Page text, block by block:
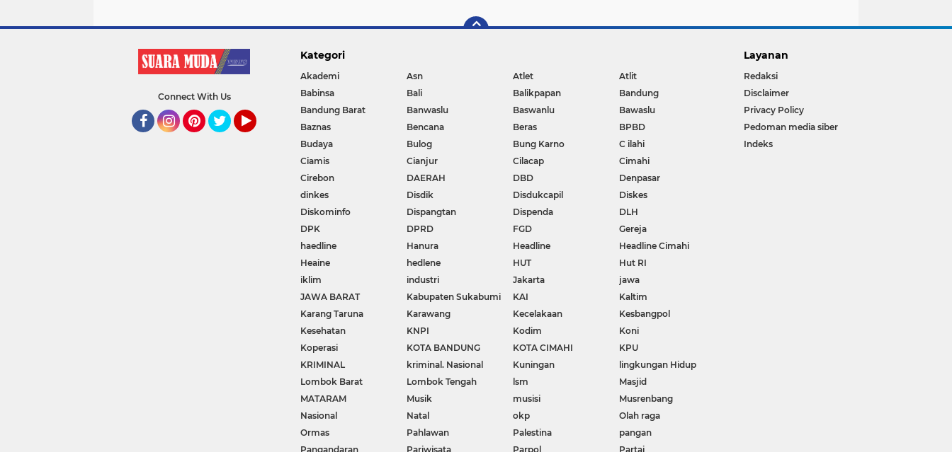
Connect With Us
Kategori
Akademi Asn Atlet
Atlit
Babinsa
Bali Balikpapan
Bandung
Bandung Barat
Banwaslu Baswanlu
Bawaslu
Baznas
Bencana Beras
BPBD
Budaya
Bulog Bung Karno
C ilahi
Ciamis
Cianjur Cilacap
Cimahi
Cirebon
DAERAH DBD
Denpasar
dinkes
Disdik Disdukcapil
Diskes
Diskominfo
Dispangtan Dispenda
DLH
DPK
DPRD FGD
Gereja
haedline
Hanura Headline
Headline Cimahi
Heaine
hedlene HUT
Hut RI
iklim
industri Jakarta
jawa
JAWA BARAT
Kabupaten Sukabumi KAI
Kaltim
Karang Taruna
Karawang Kecelakaan
Kesbangpol
Kesehatan
KNPI Kodim
Koni
Koperasi
KOTA BANDUNG KOTA CIMAHI
KPU
KRIMINAL
kriminal. Nasional Kuningan
lingkungan Hidup
Lombok Barat
Lombok Tengah lsm
Masjid
MATARAM
Musik musisi
Musrenbang
Nasional
Natal okp
Olah raga
Ormas
Pahlawan Palestina
pangan
Pangandaran
Pariwisata Parpol Partai
Layanan
Redaksi
Disclaimer
Privacy Policy
Pedoman media siber
Indeks